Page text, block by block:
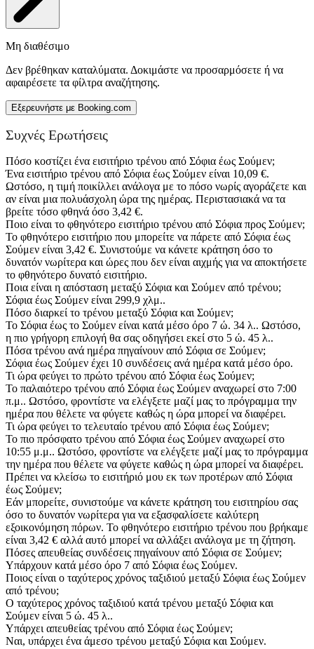
Μη διαθέσιμο
Δεν βρέθηκαν καταλύματα. Δοκιμάστε να προσαρμόσετε ή να
αφαιρέσετε τα φίλτρα αναζήτησης.
Εξερευνήστε με Booking.com
Συχνές Ερωτήσεις
Πόσο κοστίζει ένα εισιτήριο τρένου από Σόφια έως Σούμεν;
Ένα εισιτήριο τρένου από Σόφια έως Σούμεν είναι 10,09 €.
Ωστόσο, η τιμή ποικίλλει ανάλογα με το πόσο νωρίς αγοράζετε και
αν είναι μια πολυάσχολη ώρα της ημέρας. Περιστασιακά να τα
βρείτε τόσο φθηνά όσο 3,42 €.
Ποιο είναι το φθηνότερο εισιτήριο τρένου από Σόφια προς Σούμεν;
Το φθηνότερο εισιτήριο που μπορείτε να πάρετε από Σόφια έως
Σούμεν είναι 3,42 €. Συνιστούμε να κάνετε κράτηση όσο το
δυνατόν νωρίτερα και ώρες που δεν είναι αιχμής για να αποκτήσετε
το φθηνότερο δυνατό εισιτήριο.
Ποια είναι η απόσταση μεταξύ Σόφια και Σούμεν από τρένου;
Σόφια έως Σούμεν είναι 299,9 χλμ..
Πόσο διαρκεί το τρένου μεταξύ Σόφια και Σούμεν;
Το Σόφια έως το Σούμεν είναι κατά μέσο όρο 7 ώ. 34 λ.. Ωστόσο,
η πιο γρήγορη επιλογή θα σας οδηγήσει εκεί στο 5 ώ. 45 λ..
Πόσα τρένου ανά ημέρα πηγαίνουν από Σόφια σε Σούμεν;
Σόφια έως Σούμεν έχει 10 συνδέσεις ανά ημέρα κατά μέσο όρο.
Τι ώρα φεύγει το πρώτο τρένου από Σόφια έως Σούμεν;
Το παλαιότερο τρένου από Σόφια έως Σούμεν αναχωρεί στο 7:00
π.μ.. Ωστόσο, φροντίστε να ελέγξετε μαζί μας το πρόγραμμα την
ημέρα που θέλετε να φύγετε καθώς η ώρα μπορεί να διαφέρει.
Τι ώρα φεύγει το τελευταίο τρένου από Σόφια έως Σούμεν;
Το πιο πρόσφατο τρένου από Σόφια έως Σούμεν αναχωρεί στο
10:55 μ.μ.. Ωστόσο, φροντίστε να ελέγξετε μαζί μας το πρόγραμμα
την ημέρα που θέλετε να φύγετε καθώς η ώρα μπορεί να διαφέρει.
Πρέπει να κλείσω το εισιτήριό μου εκ των προτέρων από Σόφια
έως Σούμεν;
Εάν μπορείτε, συνιστούμε να κάνετε κράτηση του εισιτηρίου σας
όσο το δυνατόν νωρίτερα για να εξασφαλίσετε καλύτερη
εξοικονόμηση πόρων. Το φθηνότερο εισιτήριο τρένου που βρήκαμε
είναι 3,42 € αλλά αυτό μπορεί να αλλάξει ανάλογα με τη ζήτηση.
Πόσες απευθείας συνδέσεις πηγαίνουν από Σόφια σε Σούμεν;
Υπάρχουν κατά μέσο όρο 7 από Σόφια έως Σούμεν.
Ποιος είναι ο ταχύτερος χρόνος ταξιδιού μεταξύ Σόφια έως Σούμεν
από τρένου;
Ο ταχύτερος χρόνος ταξιδιού κατά τρένου μεταξύ Σόφια και
Σούμεν είναι 5 ώ. 45 λ..
Υπάρχει απευθείας τρένου από Σόφια έως Σούμεν;
Ναι, υπάρχει ένα άμεσο τρένου μεταξύ Σόφια και Σούμεν.